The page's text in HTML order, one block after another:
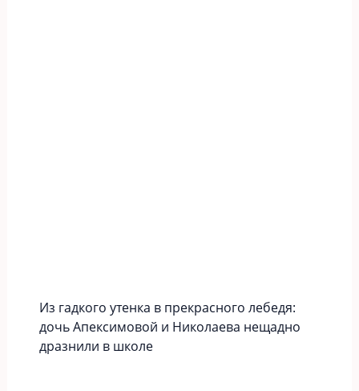
Из гадкого утенка в прекрасного лебедя:
дочь Апексимовой и Николаева нещадно
дразнили в школе